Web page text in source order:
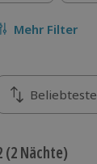
Mehr Filter
nach
Sortieren nach
Beliebteste
(2 Nächte)